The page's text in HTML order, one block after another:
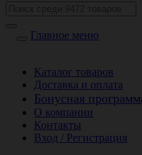
Главное меню
Каталог товаров
Доставка и оплата
Бонусная
О компании
Контакты
Вход / Регистрация